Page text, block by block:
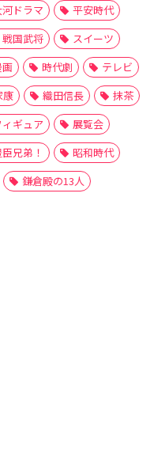
ドラマ
平安時代
戦国武将
スイーツ
時代劇
テレビ
康 織田信長
抹茶
ィギュア
展覧会
兄弟！
昭和時代
鎌倉殿の13人